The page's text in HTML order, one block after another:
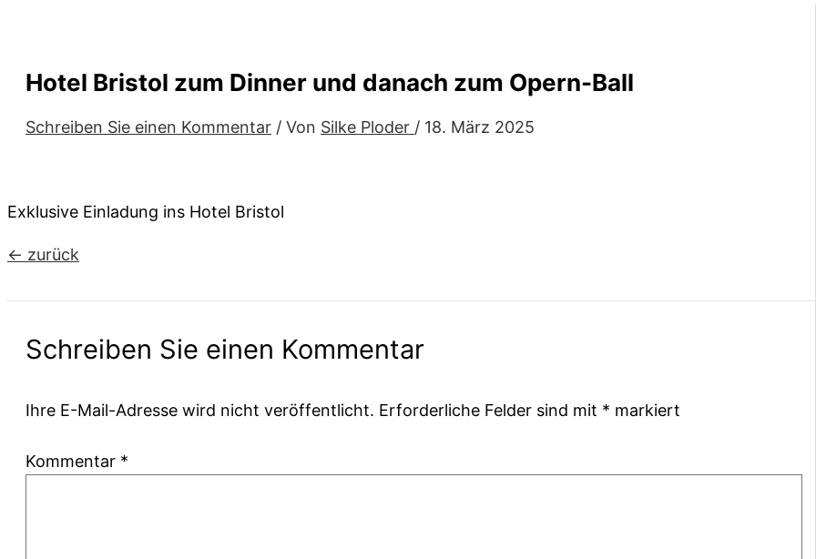
Hotel Bristol zum Dinner und danach zum Opern-Ball
Schreiben Sie einen Kommentar / Von Silke Ploder / 18. März 2025
Exklusive Einladung ins Hotel Bristol
← zurück
Schreiben Sie einen Kommentar
Ihre E-Mail-Adresse wird nicht veröffentlicht. Erforderliche Felder sind mit * markiert
Kommentar *